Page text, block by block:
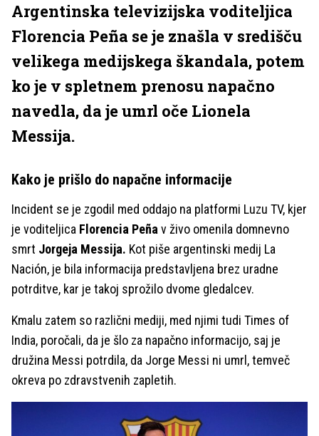
Argentinska televizijska voditeljica
Florencia Peña se je znašla v središču
velikega medijskega škandala, potem
ko je v spletnem prenosu napačno
navedla, da je umrl oče Lionela
Messija.
Kako je prišlo do napačne informacije
Incident se je zgodil med oddajo na platformi Luzu TV, kjer
je voditeljica Florencia Peña v živo omenila domnevno
smrt Jorgeja Messija. Kot piše argentinski medij La
Nación, je bila informacija predstavljena brez uradne
potrditve, kar je takoj sprožilo dvome gledalcev.
Kmalu zatem so različni mediji, med njimi tudi Times of
India, poročali, da je šlo za napačno informacijo, saj je
družina Messi potrdila, da Jorge Messi ni umrl, temveč
okreva po zdravstvenih zapletih.